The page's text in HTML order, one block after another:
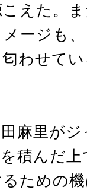
えた。
ージも
わせて
麻里が
積んだ
ための